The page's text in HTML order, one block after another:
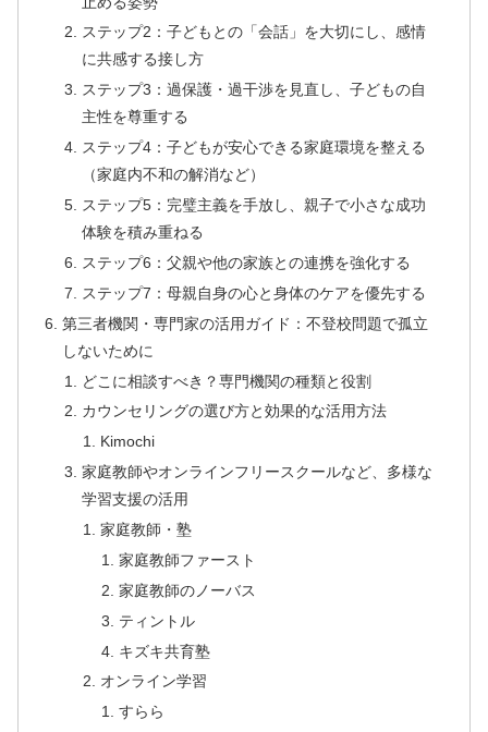
ステップ2：子どもとの「会話」を大切にし、感情
に共感する接し方
ステップ3：過保護・過干渉を見直し、子どもの自
主性を尊重する
ステップ4：子どもが安心できる家庭環境を整える
（家庭内不和の解消など）
ステップ5：完璧主義を手放し、親子で小さな成功
体験を積み重ねる
ステップ6：父親や他の家族との連携を強化する
ステップ7：母親自身の心と身体のケアを優先する
第三者機関・専門家の活用ガイド：不登校問題で孤立
しないために
どこに相談すべき？専門機関の種類と役割
カウンセリングの選び方と効果的な活用方法
Kimochi
家庭教師やオンラインフリースクールなど、多様な
学習支援の活用
家庭教師・塾
家庭教師ファースト
家庭教師のノーバス
ティントル
キズキ共育塾
オンライン学習
すらら